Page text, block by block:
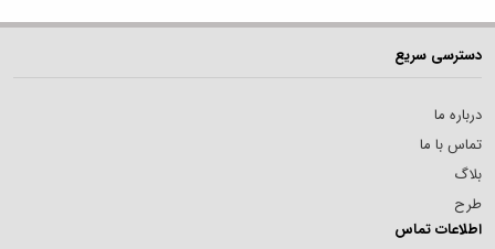
دسترسی سریع
درباره ما
تماس با ما
بلاگ
طرح
اطلاعات تماس